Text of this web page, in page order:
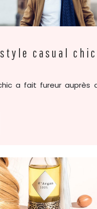
casual
a fait fureur auprès